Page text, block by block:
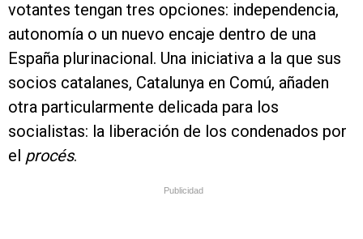
votantes tengan tres opciones: independencia,
autonomía o un nuevo encaje dentro de una
España plurinacional. Una iniciativa a la que sus
socios catalanes, Catalunya en Comú, añaden
otra particularmente delicada para los
socialistas: la liberación de los condenados por
el procés.
Publicidad